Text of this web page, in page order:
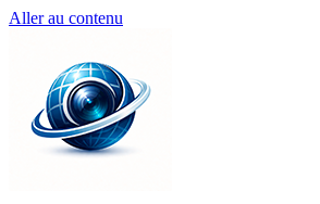
Aller au contenu